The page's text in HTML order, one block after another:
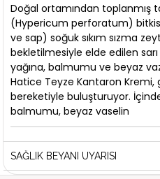
Doğal ortamından toplanmış
(Hypericum perforatum)
ve sap) soğuk sıkım sızma
bekletilmesiyle elde edilen
yağına, balmumu ve beyaz
Hatice Teyze Kantaron Kremi,
bereketiyle buluşturuyor.
balmumu, beyaz vaselin
SAĞLIK BEYANI UYARISI